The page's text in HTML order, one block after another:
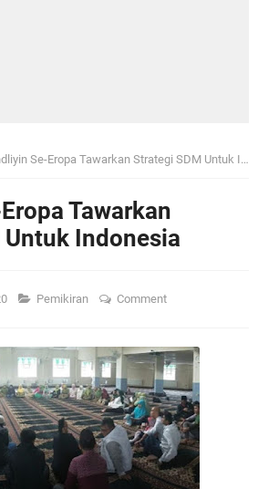
Se-Eropa Tawarkan Strategi SDM Untuk Indonesia
Tawarkan
Indonesia
Pemikiran Comment